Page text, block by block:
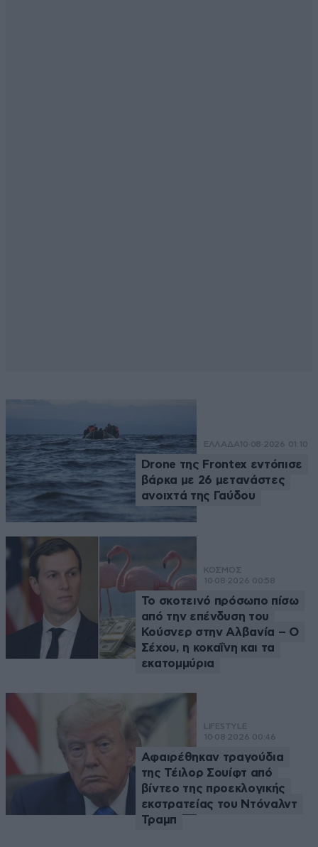
ΕΛΛΑΔΑ 10·08·2026 01:10
Drone της Frontex εντόπισε
βάρκα με 26 μετανάστες
ανοιχτά της Γαύδου
ΚΟΣΜΟΣ
10·08·2026 00:58
Το σκοτεινό πρόσωπο πίσω
από την επένδυση του
Κούσνερ στην Αλβανία – Ο
Σέχου, η κοκαΐνη και τα
εκατομμύρια
LIFESTYLE
10·08·2026 00:46
Αφαιρέθηκαν τραγούδια
της Τέιλορ Σουίφτ από
βίντεο της προεκλογικής
εκστρατείας του Ντόναλντ
Τραμπ